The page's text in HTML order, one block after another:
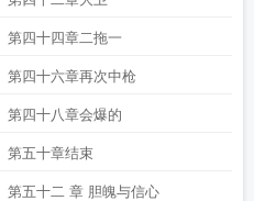
第四十四章二拖一
第四十六章再次中枪
第四十八章会爆的
第五十章结束
第五十二 章 胆魄与信心